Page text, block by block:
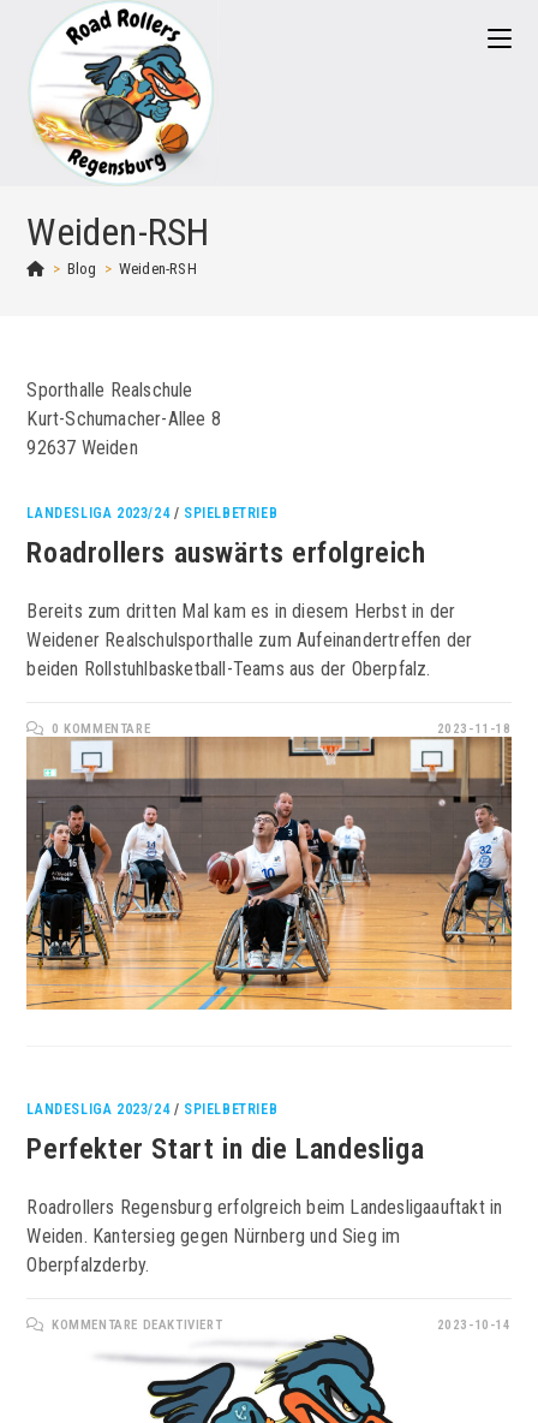
springen
Weiden-RSH
> Blog > Weiden-RSH
Sporthalle Realschule
Kurt-Schumacher-Allee 8
92637 Weiden
LANDESLIGA 2023/24/ SPIELBETRIEB
Roadrollers auswärts erfolgreich
Bereits zum dritten Mal kam es in diesem Herbst in der
Weidener Realschulsporthalle zum Aufeinandertreffen der
beiden Rollstuhlbasketball-Teams aus der Oberpfalz.
0 KOMMENTARE 2023-11-18
LANDESLIGA 2023/24/ SPIELBETRIEB
Perfekter Start in die Landesliga
Roadrollers Regensburg erfolgreich beim Landesligaauftakt in
Weiden. Kantersieg gegen Nürnberg und Sieg im
Oberpfalzderby.
KOMMENTARE DEAKTIVIERTFÜR
PERFEKTER
START
IN
DIE
LANDESLIGA
2023-10-14